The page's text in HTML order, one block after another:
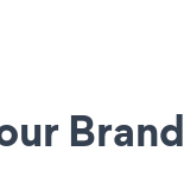
Brand